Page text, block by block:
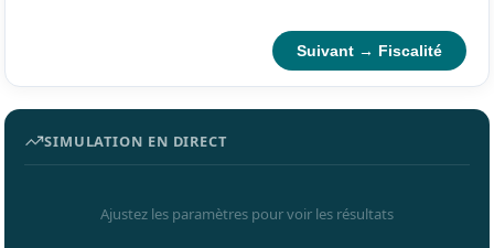
Suivant → Fiscalité
SIMULATION EN DIRECT
Ajustez les paramètres pour voir les résultats